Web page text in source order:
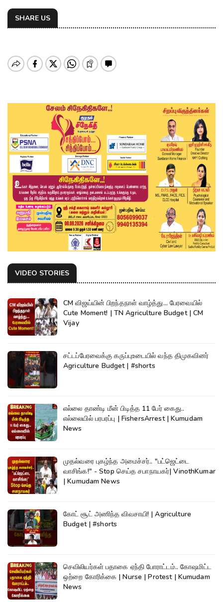
SHARE US
VIDEO STORIES
CM விஜய்யின் பிறந்தநாள் வாழ்த்து... பேரவையில்
Cute Moment! | TN Agriculture Budget | CM
Vijay
சட்டப்பேரவைக்கு கருப்புஉடையில் வந்த திமுகவினர்
Agriculture Budget | #shorts
எல்லை தாண்டி மீன் பிடித்த 11 பேர் கைது..
எல்லையில் பரபரப்பு | FishersArrest | Kumudam
News
முதல்வரை புகழ்ந்த அமைச்சர்.. "பட்ஜெட்டை
வாசிங்க!" - Stop செய்த சபாநாயகர்| VinothKumar
| Kumudam News
கோட் சூட் அணிந்த விவசாயி! | Agriculture
Budget | #shorts
செவிலியர்கள் பதாகை ஏந்தி போராட்டம்.. கோஷமிட்ட
ஒற்றை கோரிக்கை | Nurse | Protest | Kumudam
News